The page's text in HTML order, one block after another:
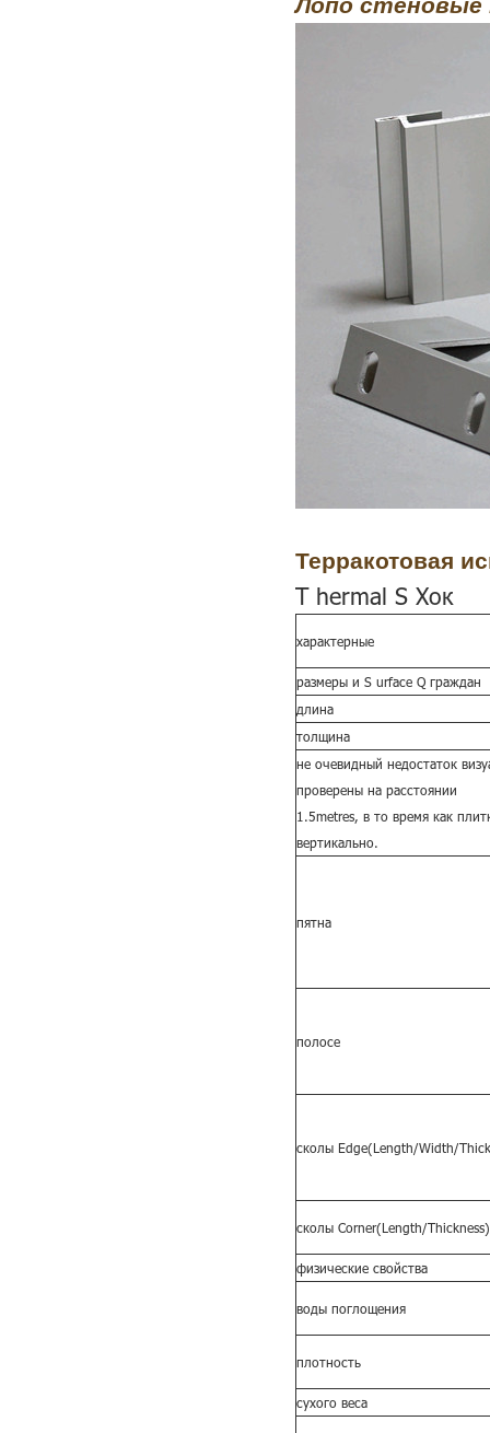
Терракотовая
Т hermal S Хок
характерные
размеры и S urface Q граждан
длина
толщина
не очевидный недостаток
проверены на расстоянии
1.5metres, в то время как
вертикально.
пятна
полосе
сколы Edge(Length/Width/
сколы Corner(Length/Thickness)
физические свойства
воды поглощения
плотность
сухого веса